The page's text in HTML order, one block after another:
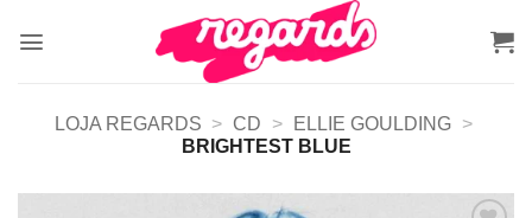
LOJA REGARDS > CD > ELLIE GOULDING
>
BRIGHTEST BLUE